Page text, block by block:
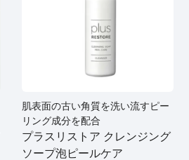
肌表面の古い角質を洗い流すピー
リング成分を配合
プラスリストア クレンジング
ソープ泡ピールケア